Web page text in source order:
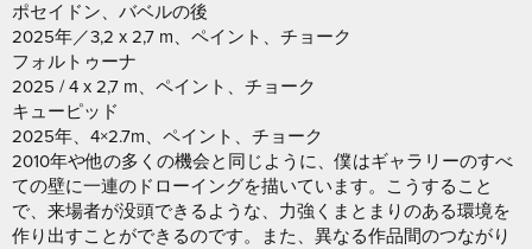
ポセイドン、バベルの後
2025年／3,2 x 2,7 m、ペイント、チョーク
フォルトゥーナ
2025 / 4 x 2,7 m、ペイント、チョーク
キューピッド
2025年、4×2.7m、ペイント、チョーク
2010年や他の多くの機会と同じように、僕はギャラリーのすべ
ての壁に一連のドローイングを描いています。こうすること
で、来場者が没頭できるような、力強くまとまりのある環境を
作り出すことができるのです。また、異なる作品間のつながり